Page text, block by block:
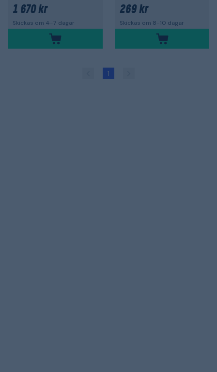
1 670 kr
Skickas om 4-7 dagar
269 kr
Skickas om 8-10 dagar
1